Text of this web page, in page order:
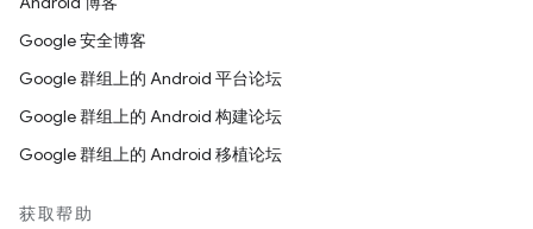
Google 安全博客
Google 群组上的 Android 平台论坛
Google 群组上的 Android 构建论坛
Google 群组上的 Android 移植论坛
获取帮助